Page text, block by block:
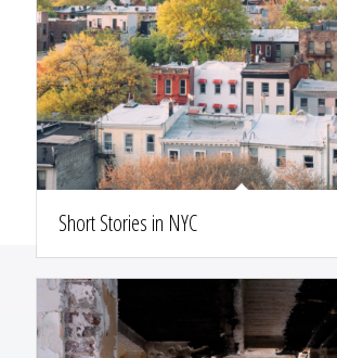
Short Stories in NYC